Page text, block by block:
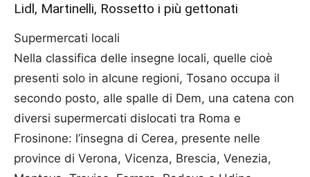
Lidl, Martinelli, Rossetto i più gettonati
Supermercati locali
Nella classifica delle insegne locali, quelle cioè
presenti solo in alcune regioni, Tosano occupa il
secondo posto, alle spalle di Dem, una catena con
diversi supermercati dislocati tra Roma e
Frosinone: l’insegna di Cerea, presente nelle
province di Verona, Vicenza, Brescia, Venezia,